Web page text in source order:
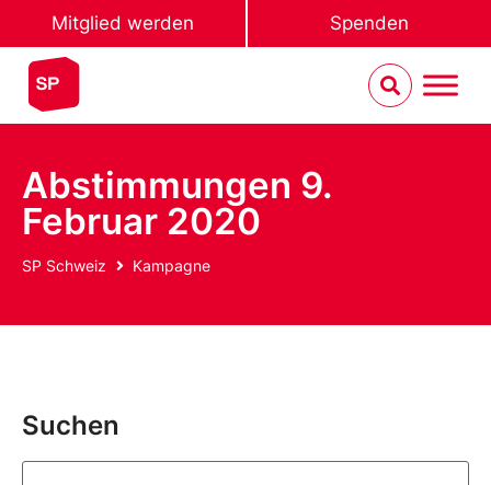
Mitglied werden Spenden
Abstimmungen 9.
Februar 2020
SP Schweiz Kampagne
Suchen